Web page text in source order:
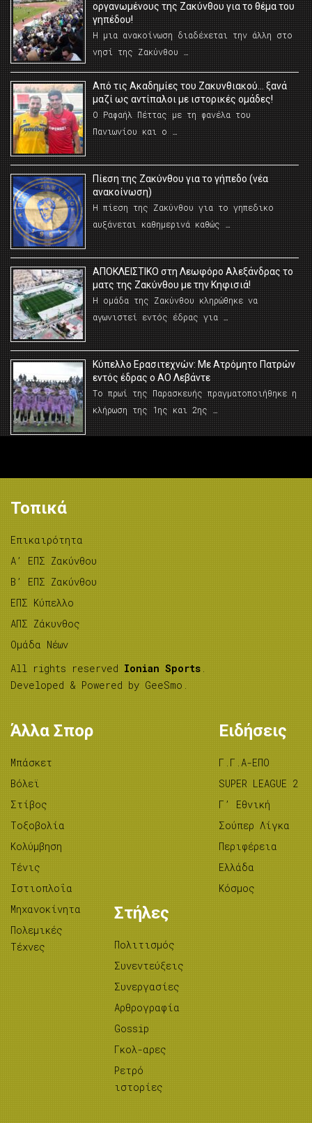
οργανωμένους της Ζακύνθου για το θέμα του
γηπέδου!
Η μια ανακοίνωση διαδέχεται την άλλη στο
νησί της Ζακύνθου …
Από τις Ακαδημίες του Ζακυνθιακού… ξανά
μαζί ως αντίπαλοι με ιστορικές ομάδες!
Ο Ραφαήλ Πέττας με τη φανέλα του
Πανιωνίου και ο …
Πίεση της Ζακύνθου για το γήπεδο (νέα
ανακοίνωση)
Η πίεση της Ζακύνθου για το γηπεδικο
αυξάνεται καθημερινά καθώς …
AΠΟΚΛΕΙΣΤΙΚΟ στη Λεωφόρο Αλεξάνδρας το
ματς της Ζακύνθου με την Κηφισιά!
Η ομάδα της Ζακύνθου κληρώθηκε να
αγωνιστεί εντός έδρας για …
Κύπελλο Ερασιτεχνών: Με Ατρόμητο Πατρών
εντός έδρας ο ΑΟ Λεβάντε
Το πρωί της Παρασκευής πραγματοποιήθηκε η
κλήρωση της 1ης και 2ης …
Τοπικά
Επικαιρότητα
A’ ΕΠΣ Ζακύνθου
B’ ΕΠΣ Ζακύνθου
ΕΠΣ Κύπελλο
ΑΠΣ Ζάκυνθος
Ομάδα Νέων
All rights reserved Ionian Sports .
Developed & Powered by GeeSmo .
Άλλα Σπορ
Μπάσκετ
Βόλεϊ
Στίβος
Tοξοβολία
Κολύμβηση
Τένις
Ιστιοπλοΐα
Μηχανοκίνητα
Πολεμικές
Τέχνες
Ειδήσεις
Γ.Γ.Α-ΕΠΟ
SUPER LEAGUE 2
Γ’ Εθνική
Σούπερ Λίγκα
Περιφέρεια
Ελλάδα
Κόσμος
Στήλες
Πολιτισμός
Συνεντεύξεις
Συνεργασίες
Αρθρογραφία
Gossip
Γκολ-αρες
Ρετρό
ιστορίες